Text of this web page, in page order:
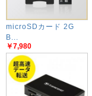
microSDカード 2G
B...
￥7,980